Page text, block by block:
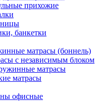
прихожие
банкетки
матрасы (боннель)
с независимым блоком
матрасы
матрасы
офисные